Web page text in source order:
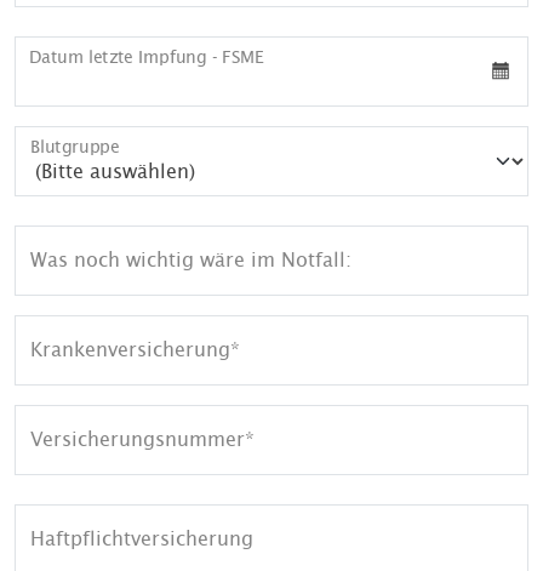
Datum letzte Impfung - FSME
Blutgruppe
Was noch wichtig wäre im Notfall:
Krankenversicherung
Versicherungsnummer
Haftpflichtversicherung